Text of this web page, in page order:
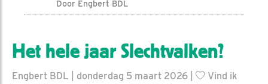
Door Engbert BDL
Het hele jaar Slechtvalken?
Engbert BDL | donderdag 5 maart 2026 |
Vind ik